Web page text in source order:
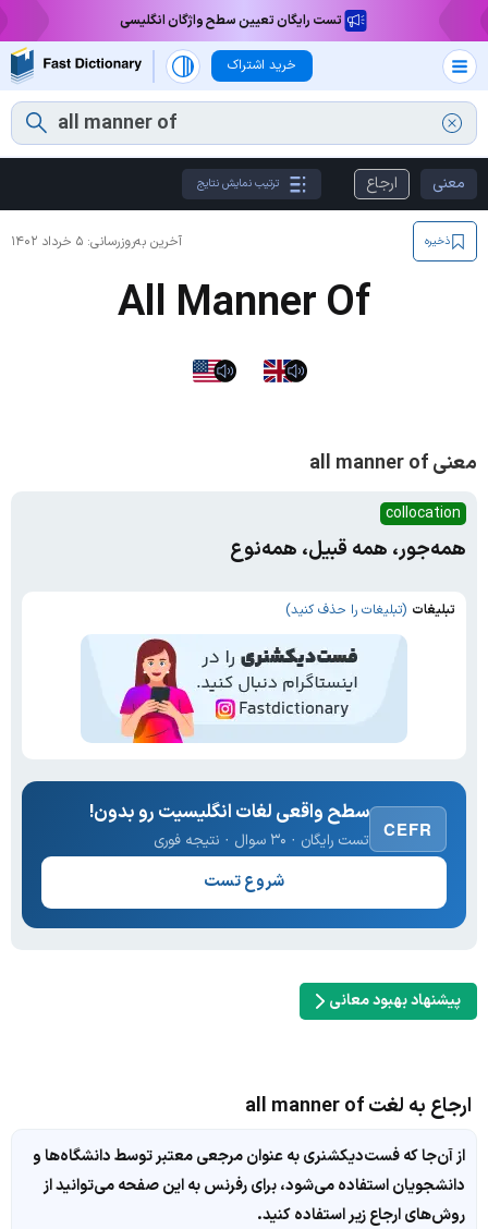
تست رایگان تعیین سطح واژگان انگلیسی
خرید اشتراک
معنی ارجاع ترتیب نمایش نتایج
آخرین به‌روزرسانی: ۵ خرداد ۱۴۰۲ ذخیره
All Manner Of
معنی all manner of
collocation
همه‌جور، همه قبیل، همه‌نوع
تبلیغات (تبلیغات را حذف کنید)
CEFR
سطح واقعی لغات انگلیسیت رو بدون!
تست رایگان · ۳۰ سوال · نتیجه فوری
شروع تست
پیشنهاد بهبود معانی
ارجاع به لغت all manner of
از آن‌جا که فست‌دیکشنری به عنوان مرجعی معتبر توسط دانشگاه‌ها و
دانشجویان استفاده می‌شود، برای رفرنس به این صفحه می‌توانید از
روش‌های ارجاع زیر استفاده کنید.